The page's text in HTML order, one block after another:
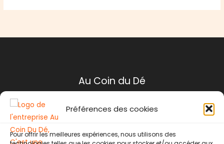
Préférences des cookies
Pour offrir les meilleures expériences, nous utilisons des
Au Coin du Dé
Mentions légales
Politique de retour